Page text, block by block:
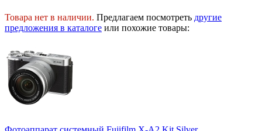
Товара нет в наличии. Предлагаем посмотреть другие
предложения в каталоге или похожие товары: